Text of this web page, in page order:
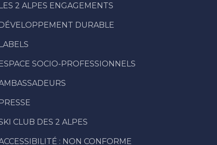
2 ALPES ENGAGEMENTS
DURABLE
SOCIO-PROFESSIONNELS
CLUB DES 2 ALPES
: NON CONFORME